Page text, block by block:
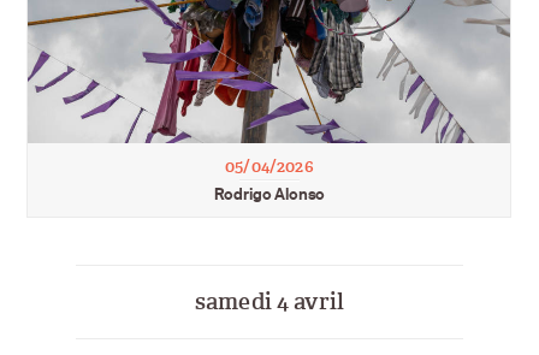
05/04/2026
Rodrigo Alonso
samedi 4 avril